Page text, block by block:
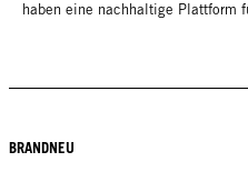
haben eine nachhaltige Plattform
BRANDNEU